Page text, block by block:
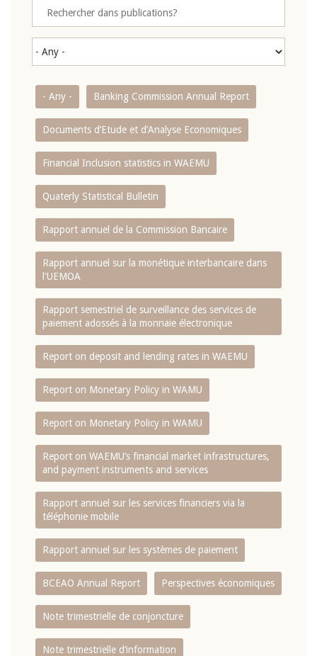
- Any - Banking Commission Annual Report
Documents d’Etude et d’Analyse Economiques
Financial Inclusion statistics in WAEMU
Quaterly Statistical Bulletin
Rapport annuel de la Commission Bancaire
Rapport annuel sur la monétique interbancaire dans
l'UEMOA
Rapport semestriel de surveillance des services de
paiement adossés à la monnaie électronique
Report on deposit and lending rates in WAEMU
Report on Monetary Policy in WAMU
Report on Monetary Policy in WAMU
Report on WAEMU’s financial market infrastructures,
and payment instruments and services
Rapport annuel sur les services financiers via la
téléphonie mobile
Rapport annuel sur les systèmes de paiement
BCEAO Annual Report Perspectives économiques
Note trimestrielle de conjoncture
Note trimestrielle d‘information